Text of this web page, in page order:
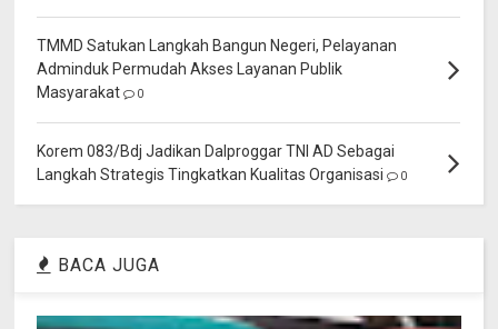
TMMD Satukan Langkah Bangun Negeri, Pelayanan
Adminduk Permudah Akses Layanan Publik
Masyarakat
0
Korem 083/Bdj Jadikan Dalproggar TNI AD Sebagai
Langkah Strategis Tingkatkan Kualitas Organisasi
0
BACA JUGA